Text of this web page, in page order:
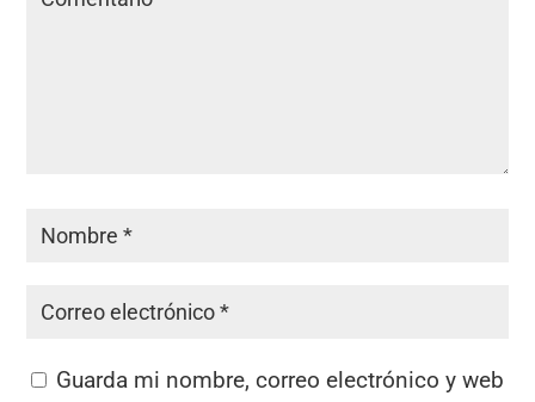
Guarda mi nombre, correo electrónico y web